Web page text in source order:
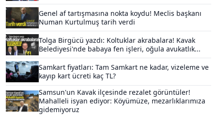
Genel af tartışmasına nokta koydu! Meclis başkanı
Numan Kurtulmuş tarih verdi
Tolga Birgücü yazdı: Koltuklar akrabalara! Kavak
Belediyesi'nde babaya fen işleri, oğula avukatlık...
Samkart fiyatları: Tam Samkart ne kadar, vizeleme ve
kayıp kart ücreti kaç TL?
Samsun'un Kavak ilçesinde rezalet görüntüler!
Mahalleli isyan ediyor: Köyümüze, mezarlıklarımıza
gidemiyoruz